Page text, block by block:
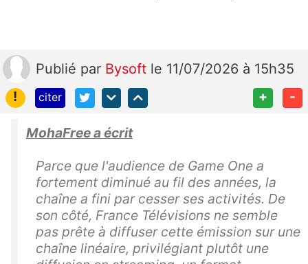
Publié par Bysoft le 11/07/2026 à 15h35
!
citer + -
MohaFree a écrit
Parce que l'audience de Game One a
fortement diminué au fil des années, la
chaîne a fini par cesser ses activités. De
son côté, France Télévisions ne semble
pas prête à diffuser cette émission sur une
chaîne linéaire, privilégiant plutôt une